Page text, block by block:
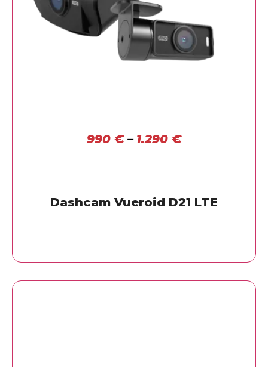
990 € – 1.290 €
Dashcam Vueroid D21 LTE